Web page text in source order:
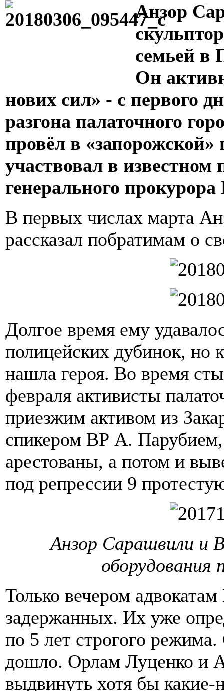
Анзор
семьей в
Он
нових сил» - с первого
разгона палаточного
провёл в «запорожской»
участвовал в
генерального
В первых числах марта
рассказал побратимам о
Долгое время ему
полицейских дубинок, но
нашла героя. Во время
февраля активисты
приезжим активом из
спикером ВР А.
арестованы, а потом и
под репрессии 9
Анзор Сарашвили и
оборудования
Только вечером
задержанных. Их уже
по 5 лет строгого
дошло. Орлам Луценко и
выдвинуть хотя бы какие-